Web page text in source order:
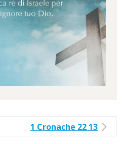
1 Cronache 22 13